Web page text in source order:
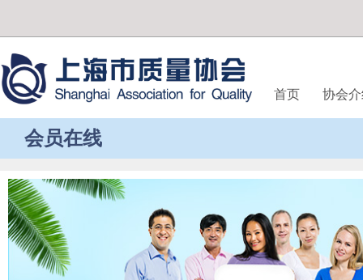
首页 协会
会员在线